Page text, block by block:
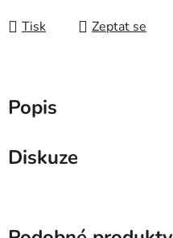
Tisk Zeptat se
Popis
Diskuze